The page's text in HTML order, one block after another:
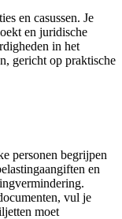
en casussen. Je
en juridische
in het
gericht op praktische
personen begrijpen
en
vul je
moet